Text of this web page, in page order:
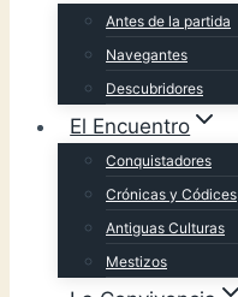
Antes de la partida
Navegantes
Descubridores
El Encuentro
Conquistadores
Crónicas y Códices
Antiguas Culturas
Mestizos